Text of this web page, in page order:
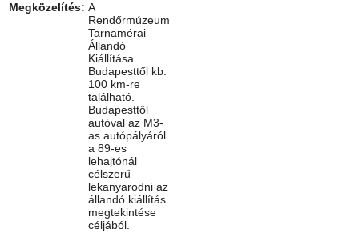
Megközelítés: A
Rendőrmúzeum
Tarnamérai
Állandó
Kiállítása
Budapesttől kb.
100 km-re
található.
Budapesttől
autóval az M3-
as autópályáról
a 89-es
lehajtónál
célszerű
lekanyarodni az
állandó kiállítás
megtekintése
céljából.